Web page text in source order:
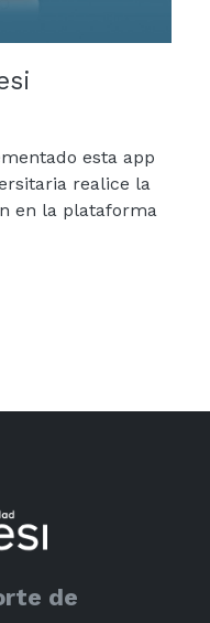
esta app
realice la
en la plataforma
de